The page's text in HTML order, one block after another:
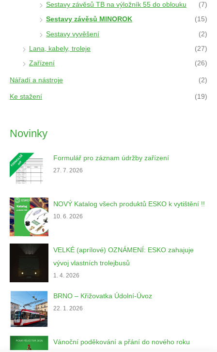
Sestavy závěsů TB na výložník 55 do oblouku (7)
Sestavy závěsů MINOROK (15)
Sestavy vyvěšení (2)
Lana, kabely, troleje (27)
Zařízení (26)
Nářadí a nástroje (2)
Ke stažení (19)
Novinky
Formulář pro záznam údržby zařízení
27. 7. 2026
NOVÝ Katalog všech produktů ESKO k vytištění !!
10. 6. 2026
VELKÉ (aprílové) OZNÁMENÍ: ESKO zahajuje
vývoj vlastních trolejbusů
1. 4. 2026
BRNO – Křižovatka Údolní-Úvoz
22. 1. 2026
Vánoční poděkování a přání do nového roku